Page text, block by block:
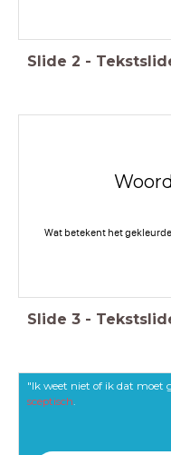
Slide 2 -
Wat betekent het
Slide 3 -
"Ik weet niet of ik dat moet
sceptisch.